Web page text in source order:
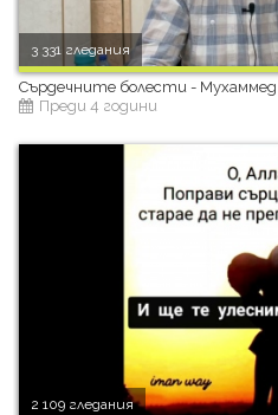
3 331 гледания
Сърдечните болести - Мухаммед
Преди 4 години
2 109 гледания